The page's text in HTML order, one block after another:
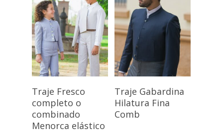
Seleccionar
Opciones
Traje Fresco
completo o
combinado
Menorca elástico
Seleccionar
Opciones
Traje Gabardina
Hilatura Fina
Comb